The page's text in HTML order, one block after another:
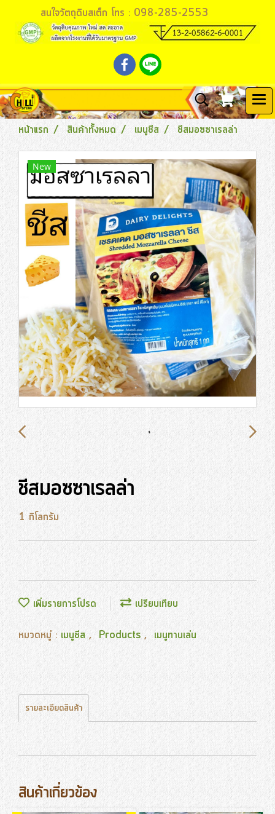
สนใจวัตถุดิบสเต็ก โทร : 098-285-2553
หน้าแรก สินค้าทั้งหมด เมนูชีส ชีสมอซซาเรลล่า
New
ชีสมอซซาเรลล่า
1 กิโลกรัม
เพิ่มรายการโปรด เปรียบเทียบ
หมวดหมู่ : เมนูชีส , Products , เมนูทานเล่น
รายละเอียดสินค้า
สินค้าเกี่ยวข้อง